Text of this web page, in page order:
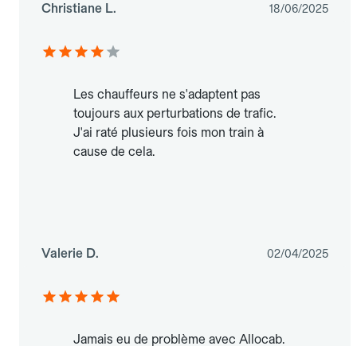
Christiane L. 18/06/2025
Les chauffeurs ne s'adaptent pas
toujours aux perturbations de trafic.
J'ai raté plusieurs fois mon train à
cause de cela.
Valerie D. 02/04/2025
Jamais eu de problème avec Allocab.